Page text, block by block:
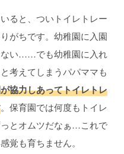
ると、ついトイレトレー
がちです。幼稚園に入園
ない……でも幼稚園に入れ
考えてしまうパパママも
協力しあってトイレトレ
。保育園では何度もトイレ
とオムツだなぁ…これで
覚も育ちません。